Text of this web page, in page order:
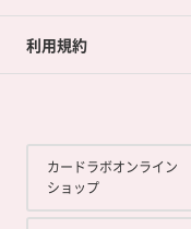
利用規約
カードラボオンライン
ショップ